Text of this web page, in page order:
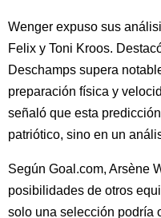
Wenger expuso sus
Felix y Toni Kroos.
Deschamps supera
preparación física y
señaló que esta
patriótico, sino en un
Según Goal.com, Arsène
posibilidades de otros
solo una selección podría